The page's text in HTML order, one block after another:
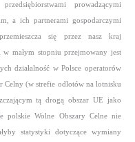
prowadzącymi
a ich partnerami gospodarczymi
się przez nasz kraj
w małym stopniuprzejmowany jest
działalność w Polsce operatorów
Celny (w strefie odlotów na lotnisku
tą drogą obszar UE jako
polskie Wolne Obszary Celne nie
statystyki dotyczące wymiany